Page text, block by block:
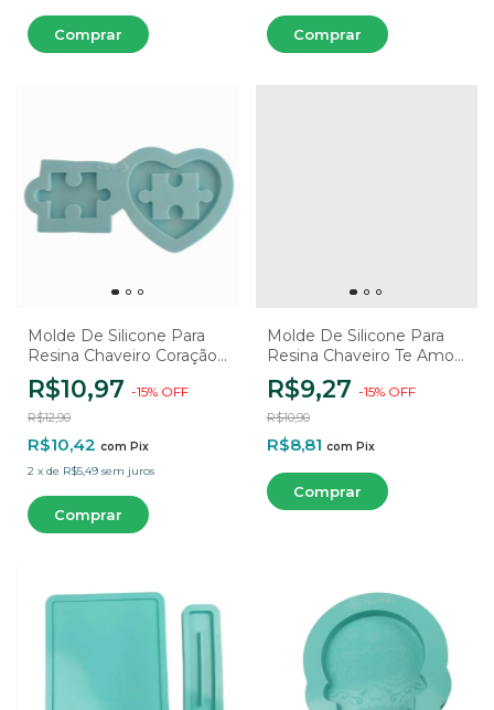
Molde De Silicone Para
Resina Chaveiro Coração
Quebra Cabeça Puzzle - 2
Cavidades
R$10,97 -15% OFF
R$12,90
R$10,42 com Pix
2 x de R$5,49 sem juros
Molde De Silicone Para
Resina Chaveiro Te Amo -
1 Cavidade
R$9,27 -15% OFF
R$10,90
R$8,81 com Pix